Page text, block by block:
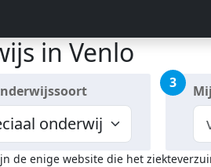
in Venlo
3
de enige website die het